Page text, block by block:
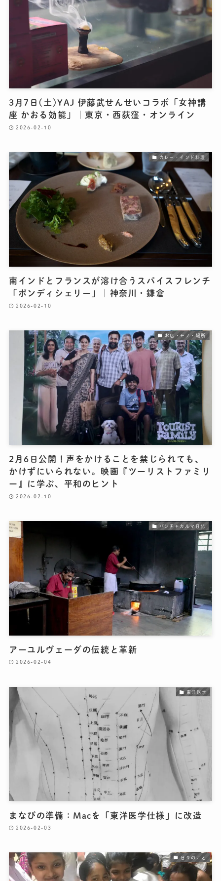
3月7日(土)YAJ 伊藤武せんせいコラボ「女神講
座 かおる効能」｜東京・西荻窪・オンライン
2026-02-10
カレー・インド料理
南インドとフランスが溶け合うスパイスフレンチ
「ポンディシェリー」｜神奈川・鎌倉
2026-02-10
お店・モノ・場所
2月6日公開！声をかけることを禁じられても、
かけずにいられない。映画『ツーリストファミリ
ー』に学ぶ、平和のヒント
2026-02-10
パンチャカルマ日記
アーユルヴェーダの伝統と革新
2026-02-04
東洋医学
まなびの準備：Macを「東洋医学仕様」に改造
2026-02-03
日々のこと